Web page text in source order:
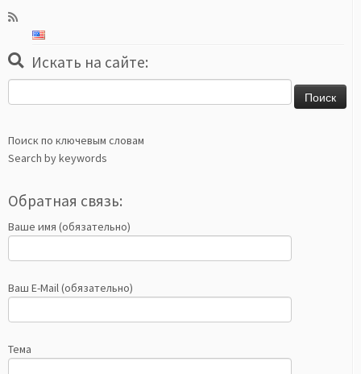
Искать на сайте:
Поиск по ключевым словам
Search by keywords
Обратная связь:
Ваше имя (обязательно)
Ваш E-Mail (обязательно)
Тема